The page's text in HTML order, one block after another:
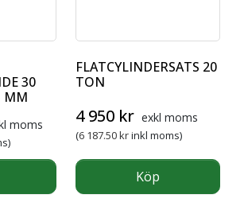
30
MM
moms
FLATCYLINDERSATS 20
TON
Det ursprungliga priset var:
4 950 krDet nuvarande
exkl moms
(6 187.50krinkl moms)
Köp